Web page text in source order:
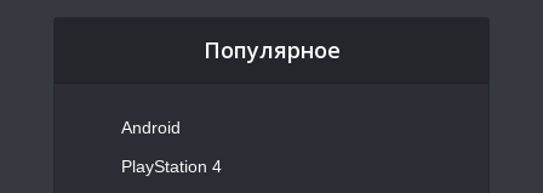
Популярное
Android
PlayStation 4